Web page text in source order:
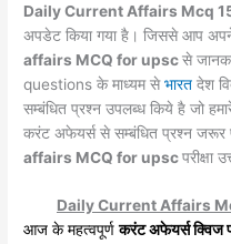
c
e
b
o
o
k
at
s
A
p
p
e
gr
a
m
s
s
e
n
g
er
Daily Current Affairs Mcq
अपडेट किया गया है। जिससे आप अपने
affairs MCQ for upscसे
questions के माध्यम सेभारत देश
सम्बंधित प्रश्न उपलब्ध किये है जो
करंटअफेयर्ससे सम्बंधित प्रश्न
affairs MCQ for upscपरीक्षा
Daily Current Affairs
आज के महत्वपूर्णकरंट अफेयर्स क्विज